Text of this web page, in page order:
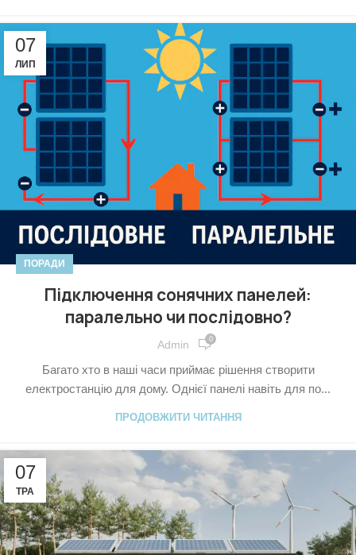
07
ЛИП
ПОРАДИ
Підключення сонячних панелей:
паралельно чи послідовно?
Admin 0
Багато хто в наші часи приймає рішення створити
електростанцію для дому. Однієї панелі навіть для по...
ПРОДОВЖИТИ ЧИТАННЯ
07
ТРА